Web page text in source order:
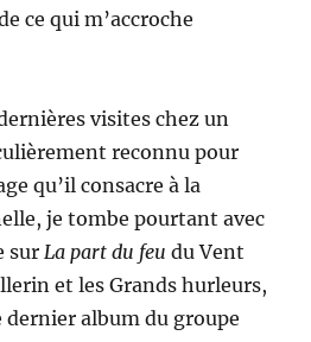
ce qui m’accroche
visites chez un
reconnu pour
qu’il consacre à la
je tombe pourtant avec
surLa part du feu du Vent
et les Grands hurleurs,
dernier album du groupe